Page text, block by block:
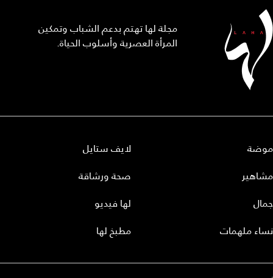
مجلة لها تهتم بدعم الشباب وتمكين
المرأة العصرية وأسلوب الحياة.
موضة
مشاهير
جمال
نساء ملهمات
لايف ستايل
صحة ورشاقة
لها فيديو
مطبخ لها